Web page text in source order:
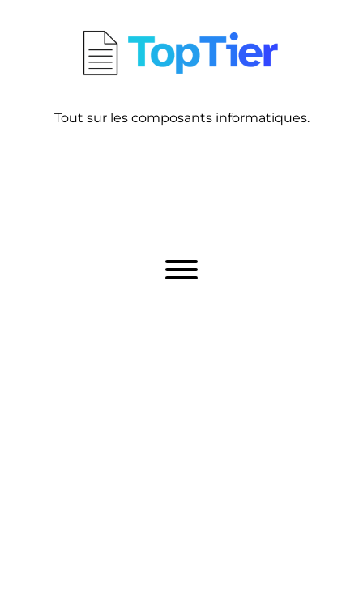
Tout sur les composants informatiques.